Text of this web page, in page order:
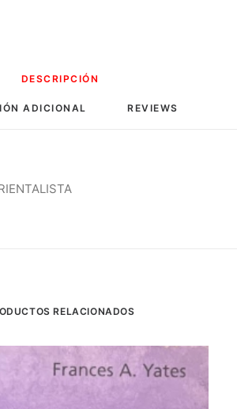
DESCRIPCIÓN
ADICIONAL REVIEWS
RELACIONADOS